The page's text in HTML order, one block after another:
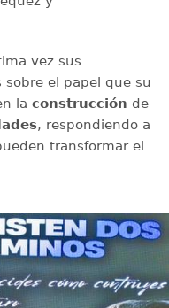
vez sus
sobre el papel que su
la construcción de
, respondiendo a
transformar el